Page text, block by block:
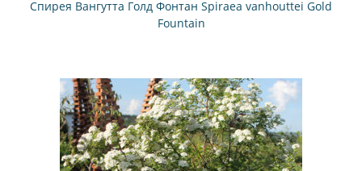
Спирея Вангутта Голд Фонтан Spiraea vanhouttei Gold
Fountain